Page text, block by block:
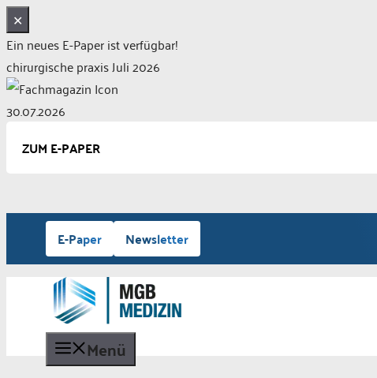
✕
Ein neues E-Paper ist verfügbar!
chirurgische praxis Juli 2026
30.07.2026
ZUM E-PAPER
springen
E-Paper Newsletter
Menü